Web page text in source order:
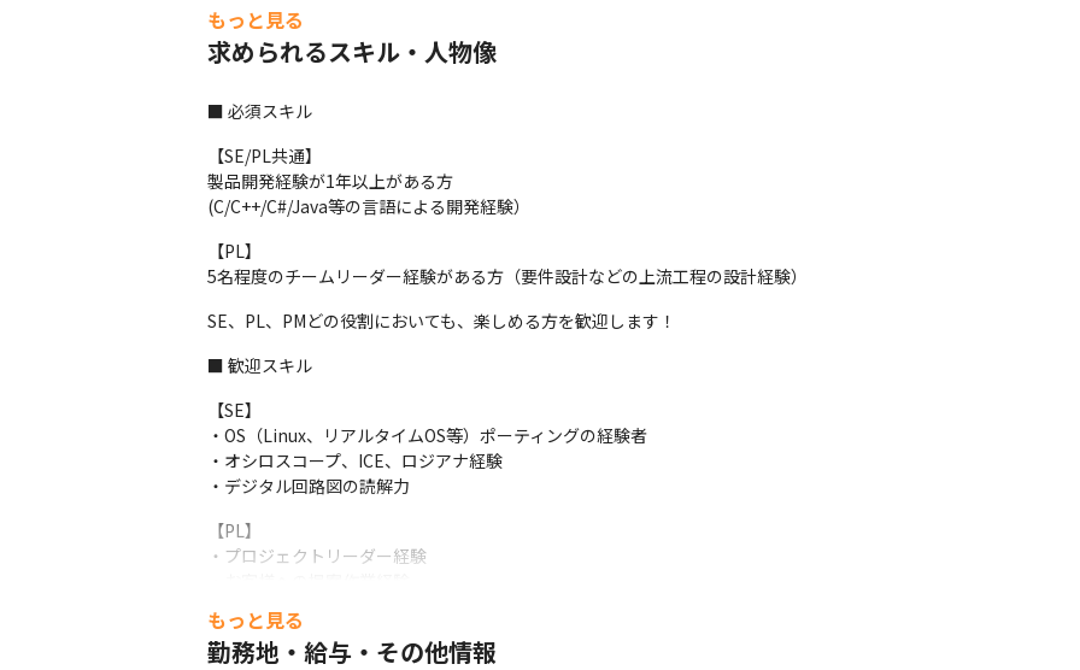
もっと見る
求められるスキル・人物像
■ 必須スキル
【SE/PL共通】
製品開発経験が1年以上がある方
(C/C++/C#/Java等の言語による開発経験）
【PL】
5名程度のチームリーダー経験がある方（要件設計などの上流工程の設計経験）
SE、PL、PMどの役割においても、楽しめる方を歓迎します！
■ 歓迎スキル
【SE】
・OS（Linux、リアルタイムOS等）ポーティングの経験者
・オシロスコープ、ICE、ロジアナ経験
・デジタル回路図の読解力
【PL】
・プロジェクトリーダー経験
・要件定義工程からリリース工程まで一連の工程を対応した経験
・将来的な管理職への展望をお持ちの方
もっと見る
勤務地・給与・その他情報